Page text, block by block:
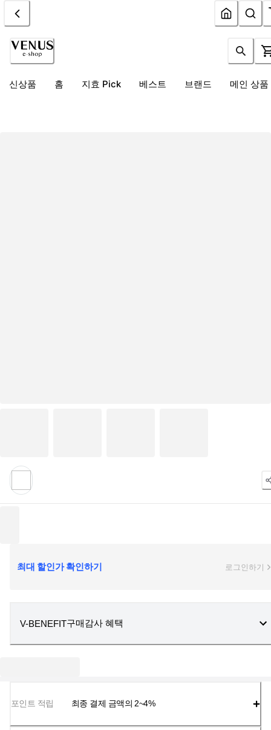
신상품 홈 지효 Pick 베스트 브랜드 메인 상품
최대 할인가 확인하기 로그인하기
V-BENEFIT구매감사 혜택
포인트 적립 최종 결제 금액의 2~4%